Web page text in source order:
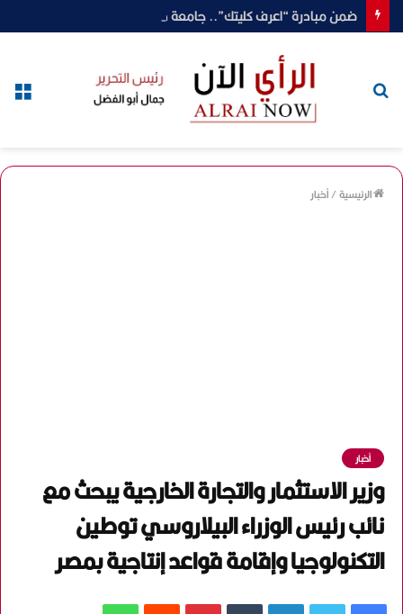
الرئيسية/أخبار
أخبار
وزير الاستثمار والتجارة الخارجية يبحث مع
نائب رئيس الوزراء البيلاروسي توطين
التكنولوجيا وإقامة قواعد إنتاجية بمصر
فيسبوك لينكدإن بينتيريست